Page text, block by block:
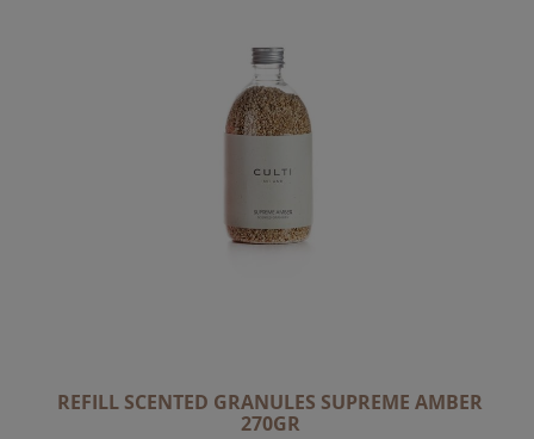
REFILL SCENTED GRANULES SUPREME AMBER
270GR